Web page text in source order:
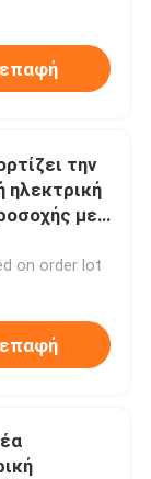
επαφή
την
ηλεκτρική
με
800mAh
on order lot
επαφή